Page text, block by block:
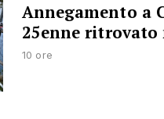
Annegamento a
25enne ritrovato
10 ore